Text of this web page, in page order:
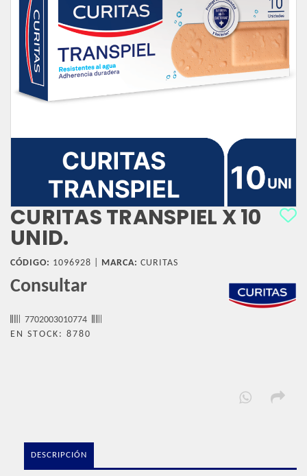
CURITAS TRANSPIEL X 10
UNID.
CÓDIGO: 1096928 | MARCA: CURITAS
Consultar
7702003010774
EN STOCK: 8780
DESCRIPCIÓN